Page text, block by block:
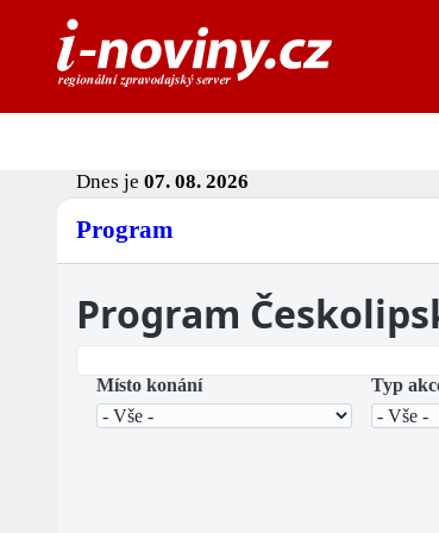
Dnes je 07. 08. 2026
Program
Program
Místo konání Typ